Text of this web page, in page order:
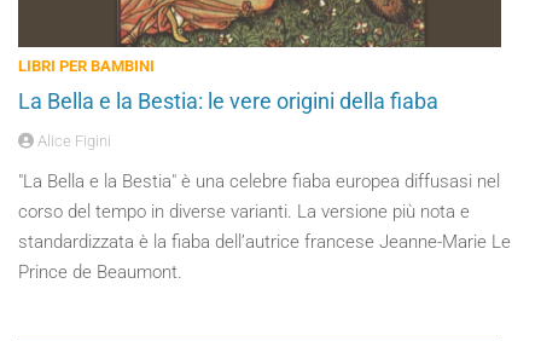
LIBRI PER BAMBINI
La Bella e la Bestia: le vere origini della fiaba
Alice Figini
"La Bella e la Bestia" è una celebre fiaba europea diffusasi nel
corso del tempo in diverse varianti. La versione più nota e
standardizzata è la fiaba dell’autrice francese Jeanne-Marie Le
Prince de Beaumont.